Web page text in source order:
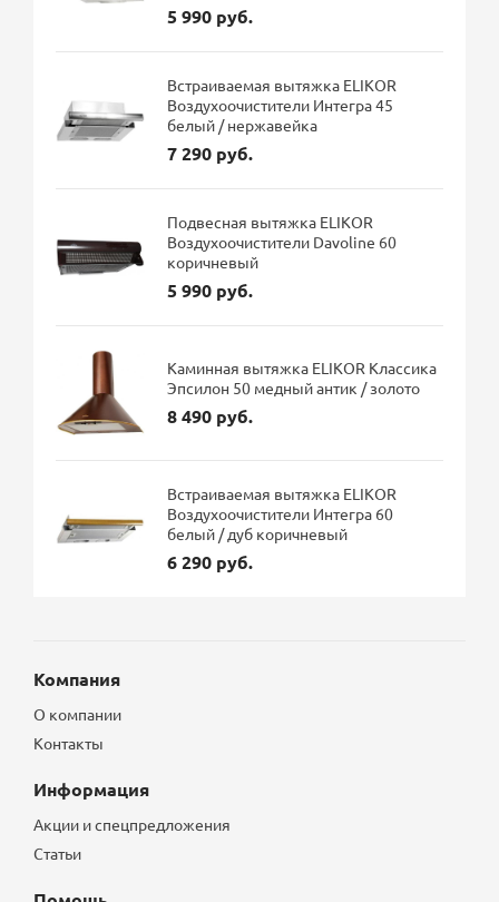
5 990 руб.
Встраиваемая вытяжка ELIKOR
Воздухоочистители Интегра 45
белый / нержавейка
7 290 руб.
Подвесная вытяжка ELIKOR
Воздухоочистители Davoline 60
коричневый
5 990 руб.
Каминная вытяжка ELIKOR Классика
Эпсилон 50 медный антик / золото
8 490 руб.
Встраиваемая вытяжка ELIKOR
Воздухоочистители Интегра 60
белый / дуб коричневый
6 290 руб.
Компания
О компании
Контакты
Информация
Акции и спецпредложения
Статьи